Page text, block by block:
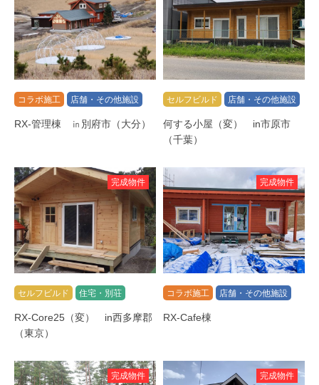
コラボ施工 店舗・その他施設
RX-管理棟 ㏌別府市（大分）
セルフビルド 店舗・その他施設
何する小屋（変） in市原市
（千葉）
完成物件
セルフビルド 住宅・別荘
RX-Core25（変） in西多摩郡
（東京）
完成物件
コラボ施工 店舗・その他施設
RX-Cafe棟
完成物件 完成物件